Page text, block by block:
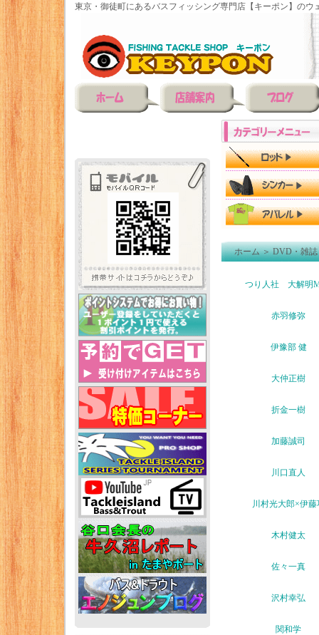
東京・御徒町にあるバスフィッシング専門店【キーポン】のウ
ホーム＞DVD・雑誌
つり人社 大解明
赤羽修弥
伊豫部 健
大仲正樹
折金一樹
加藤誠司
川口直人
川村光大郎×伊藤
木村健太
佐々一真
沢村幸弘
関和学